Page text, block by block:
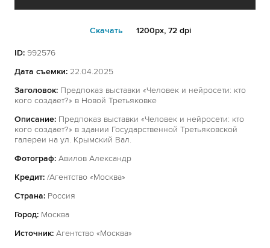
Cкачать 1200px, 72 dpi
ID: 992576
Дата съемки: 22.04.2025
Заголовок: Предпоказ выставки «Человек и нейросети: кто
кого создает?» в Новой Третьяковке
Описание: Предпоказ выставки «Человек и нейросети: кто
кого создает?» в здании Государственной Третьяковской
галереи на ул. Крымский Вал.
Фотограф: Авилов Александр
Кредит: /Агентство «Москва»
Страна: Россия
Город: Москва
Источник: Агентство «Москва»